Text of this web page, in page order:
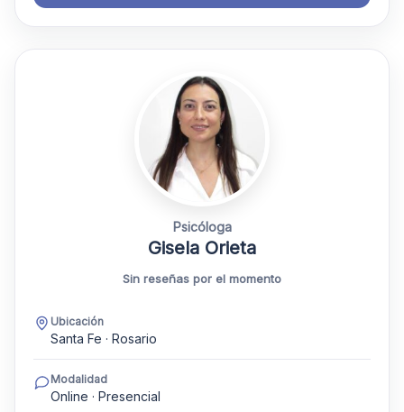
Psicóloga
Gisela Orieta
Sin reseñas por el momento
Ubicación
Santa Fe · Rosario
Modalidad
Online · Presencial